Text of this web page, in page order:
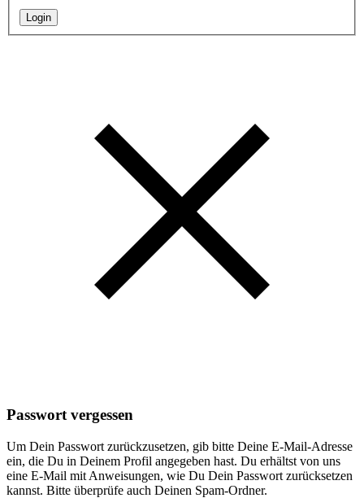
Passwort vergessen
Um Dein Passwort zurückzusetzen, gib bitte Deine E-Mail-Adresse
ein, die Du in Deinem Profil angegeben hast. Du erhältst von uns
eine E-Mail mit Anweisungen, wie Du Dein Passwort zurücksetzen
kannst. Bitte überprüfe auch Deinen Spam-Ordner.